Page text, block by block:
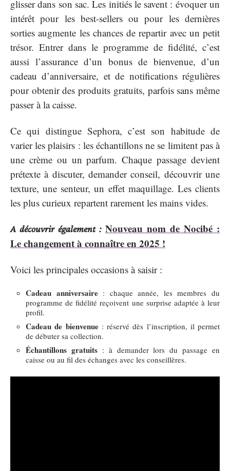
glisser dans son sac. Les initiés le savent : évoquer un
intérêt pour les best-sellers ou pour les dernières
sorties augmente les chances de repartir avec un petit
trésor. Entrer dans le programme de fidélité, c’est
aussi l’assurance d’un bonus de bienvenue, d’un
cadeau d’anniversaire, et de notifications régulières
pour obtenir des produits gratuits, parfois sans même
passer à la caisse.
Ce qui distingue Sephora, c’est son habitude de
varier les plaisirs : les échantillons ne se limitent pas à
une crème ou un parfum. Chaque passage devient
prétexte à discuter, demander conseil, découvrir une
texture, une senteur, un effet maquillage. Les clients
les plus curieux repartent rarement les mains vides.
A découvrir également : Nouveau nom de Nocibé :
Le changement à connaître en 2025 !
Voici les principales occasions à saisir :
Cadeau anniversaire: chaque année, les membres du
programme de fidélité reçoivent une surprise adaptée à leur
profil.
Cadeau de bienvenue: réservé dès l’inscription, il permet
de débuter sa collection.
Échantillons gratuits: à demander lors du passage en
caisse ou au fil des échanges avec les conseillères.